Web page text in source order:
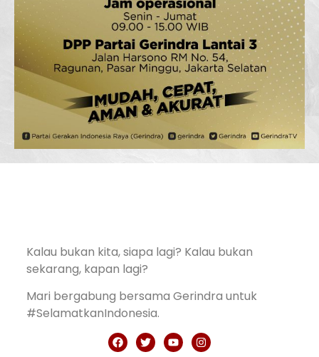
Kalau bukan kita, siapa lagi? Kalau bukan
sekarang, kapan lagi?
Mari bergabung bersama Gerindra untuk
#SelamatkanIndonesia.